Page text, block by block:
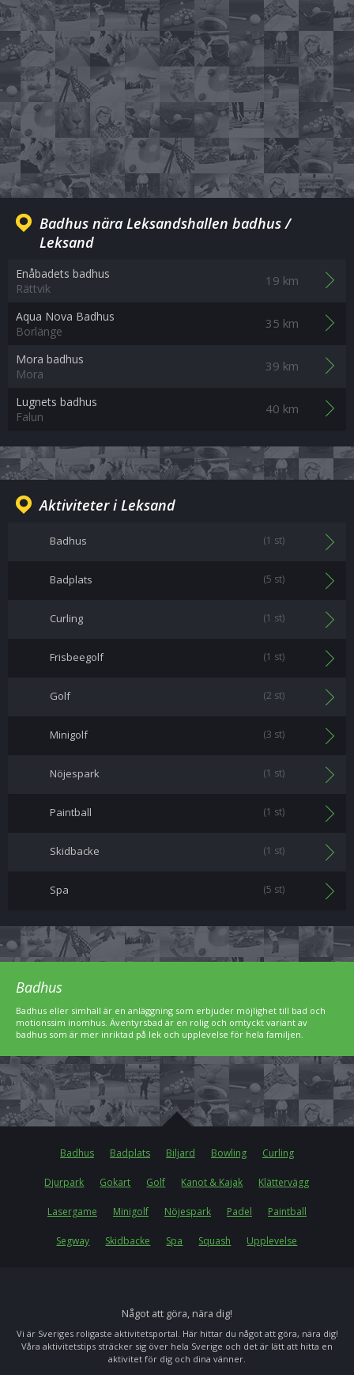
Badhus nära Leksandshallen badhus /
Leksand
Enåbadets badhus
Rättvik
19 km
Aqua Nova Badhus
Borlänge
35 km
Mora badhus
Mora
39 km
Lugnets badhus
Falun
40 km
Aktiviteter i Leksand
Badhus (1 st)
Badplats (5 st)
Curling (1 st)
Frisbeegolf (1 st)
Golf (2 st)
Minigolf (3 st)
Nöjespark (1 st)
Paintball (1 st)
Skidbacke (1 st)
Spa (5 st)
Badhus
Badhus eller simhall är en anläggning som erbjuder möjlighet till bad och
motionssim inomhus. Äventyrsbad är en rolig och omtyckt variant av
badhus som är mer inriktad på lek och upplevelse för hela familjen.
Badhus Badplats Biljard Bowling Curling
Djurpark Gokart Golf Kanot & Kajak Klättervägg
Lasergame Minigolf Nöjespark Padel Paintball
Segway Skidbacke Spa Squash Upplevelse
Något att göra, nära dig!
Vi är Sveriges roligaste aktivitetsportal. Här hittar du något att göra, nära dig!
Våra aktivitetstips sträcker sig över hela Sverige och det är lätt att hitta en
aktivitet för dig och dina vänner.